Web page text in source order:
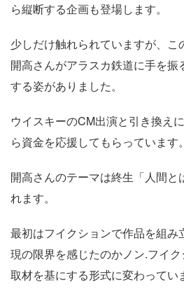
ら縦断する企画も登場します。
少しだけ触れられていますが、こ
開高さんがアラスカ鉄道に手を
する姿がありました。
ウイスキーのCM出演と引き換え
ら資金を応援してもらっています。
開高さんのテーマは終生「人間と
れます。
最初はフイクションで作品を組み
現の限界を感じたのかノン.フイ
取材を基にする形式に変わってい